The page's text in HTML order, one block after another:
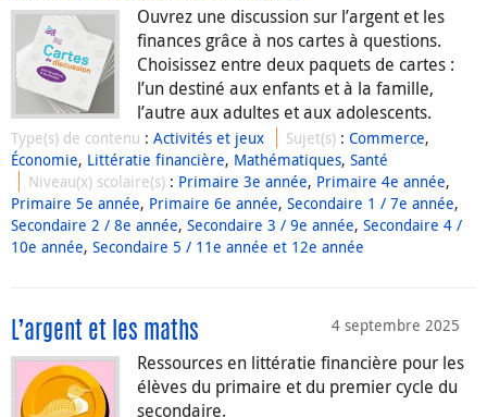
Ouvrez une discussion sur l’argent et les
finances grâce à nos cartes à questions.
Choisissez entre deux paquets de cartes :
l’un destiné aux enfants et à la famille,
l’autre aux adultes et aux adolescents.
Type(s) de contenu : Activités et jeux Sujet(s) :Commerce,
Économie, Littératie financière, Mathématiques, Santé
Niveau(x) scolaire(s) : Primaire 3e année, Primaire 4e année,
Primaire 5e année, Primaire 6e année, Secondaire 1 / 7e année,
Secondaire 2 / 8e année, Secondaire 3 / 9e année, Secondaire 4 /
10e année, Secondaire 5 / 11e année et 12e année
4 septembre 2025
L’argent et les maths
Ressources en littératie financière pour les
élèves du primaire et du premier cycle du
secondaire.